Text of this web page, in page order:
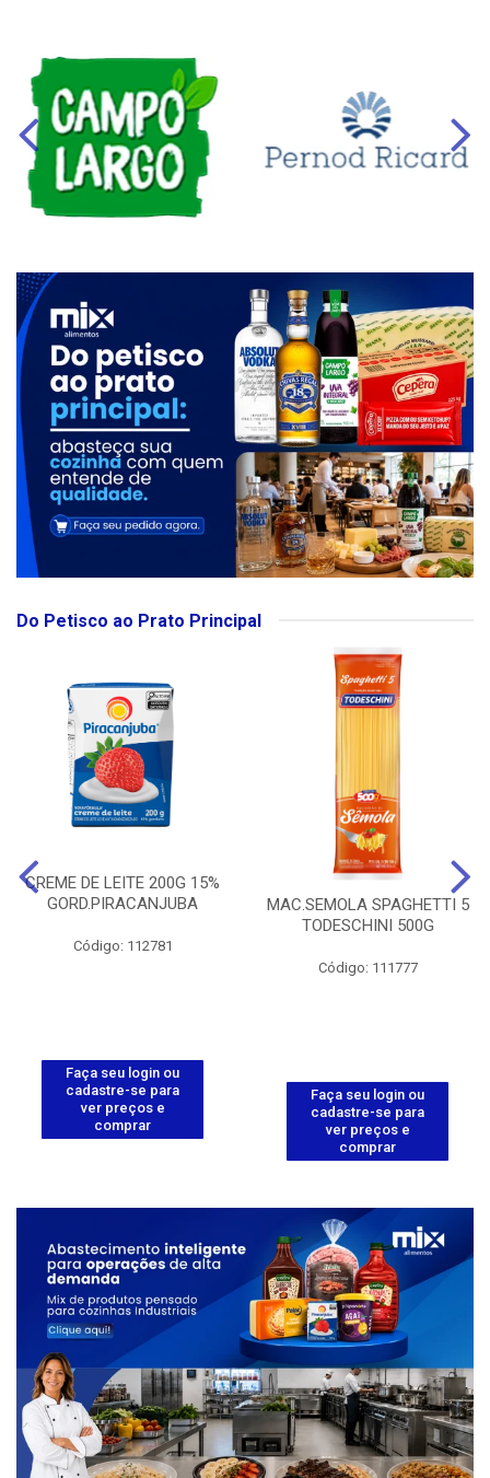
Do Petisco ao Prato Principal
CREME DE LEITE 200G 15%
GORD.PIRACANJUBA
Código: 112781
Faça seu login ou
cadastre-se para
ver preços e
comprar
MAC.SEMOLA SPAGHETTI 5
TODESCHINI 500G
Código: 111777
Faça seu login ou
cadastre-se para
ver preços e
comprar